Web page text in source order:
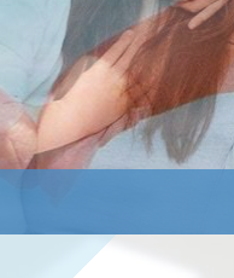
歯周病
ホワイトニング
ドクター紹介